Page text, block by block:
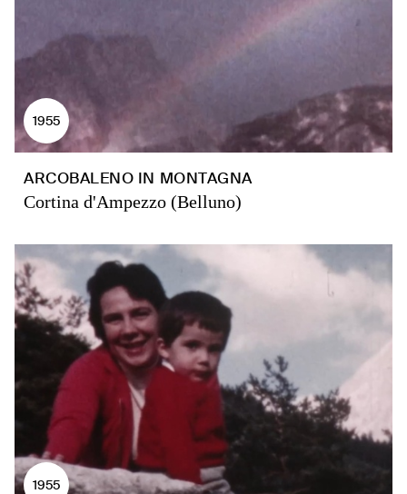
1955
ARCOBALENO IN MONTAGNA
Cortina d'Ampezzo (Belluno)
1955